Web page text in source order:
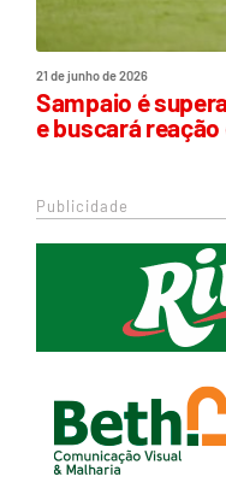
21 de junho de 2026
Sampaio é
e buscará reação
Publicidade